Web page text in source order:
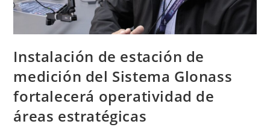
Instalación de estación de
medición del Sistema Glonass
fortalecerá operatividad de
áreas estratégicas